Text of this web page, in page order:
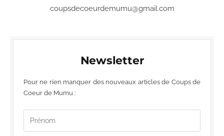
coupsdecoeurdemumu@gmail.com
Newsletter
Pour ne rien manquer des nouveaux articles de Coups de
Coeur de Mumu :